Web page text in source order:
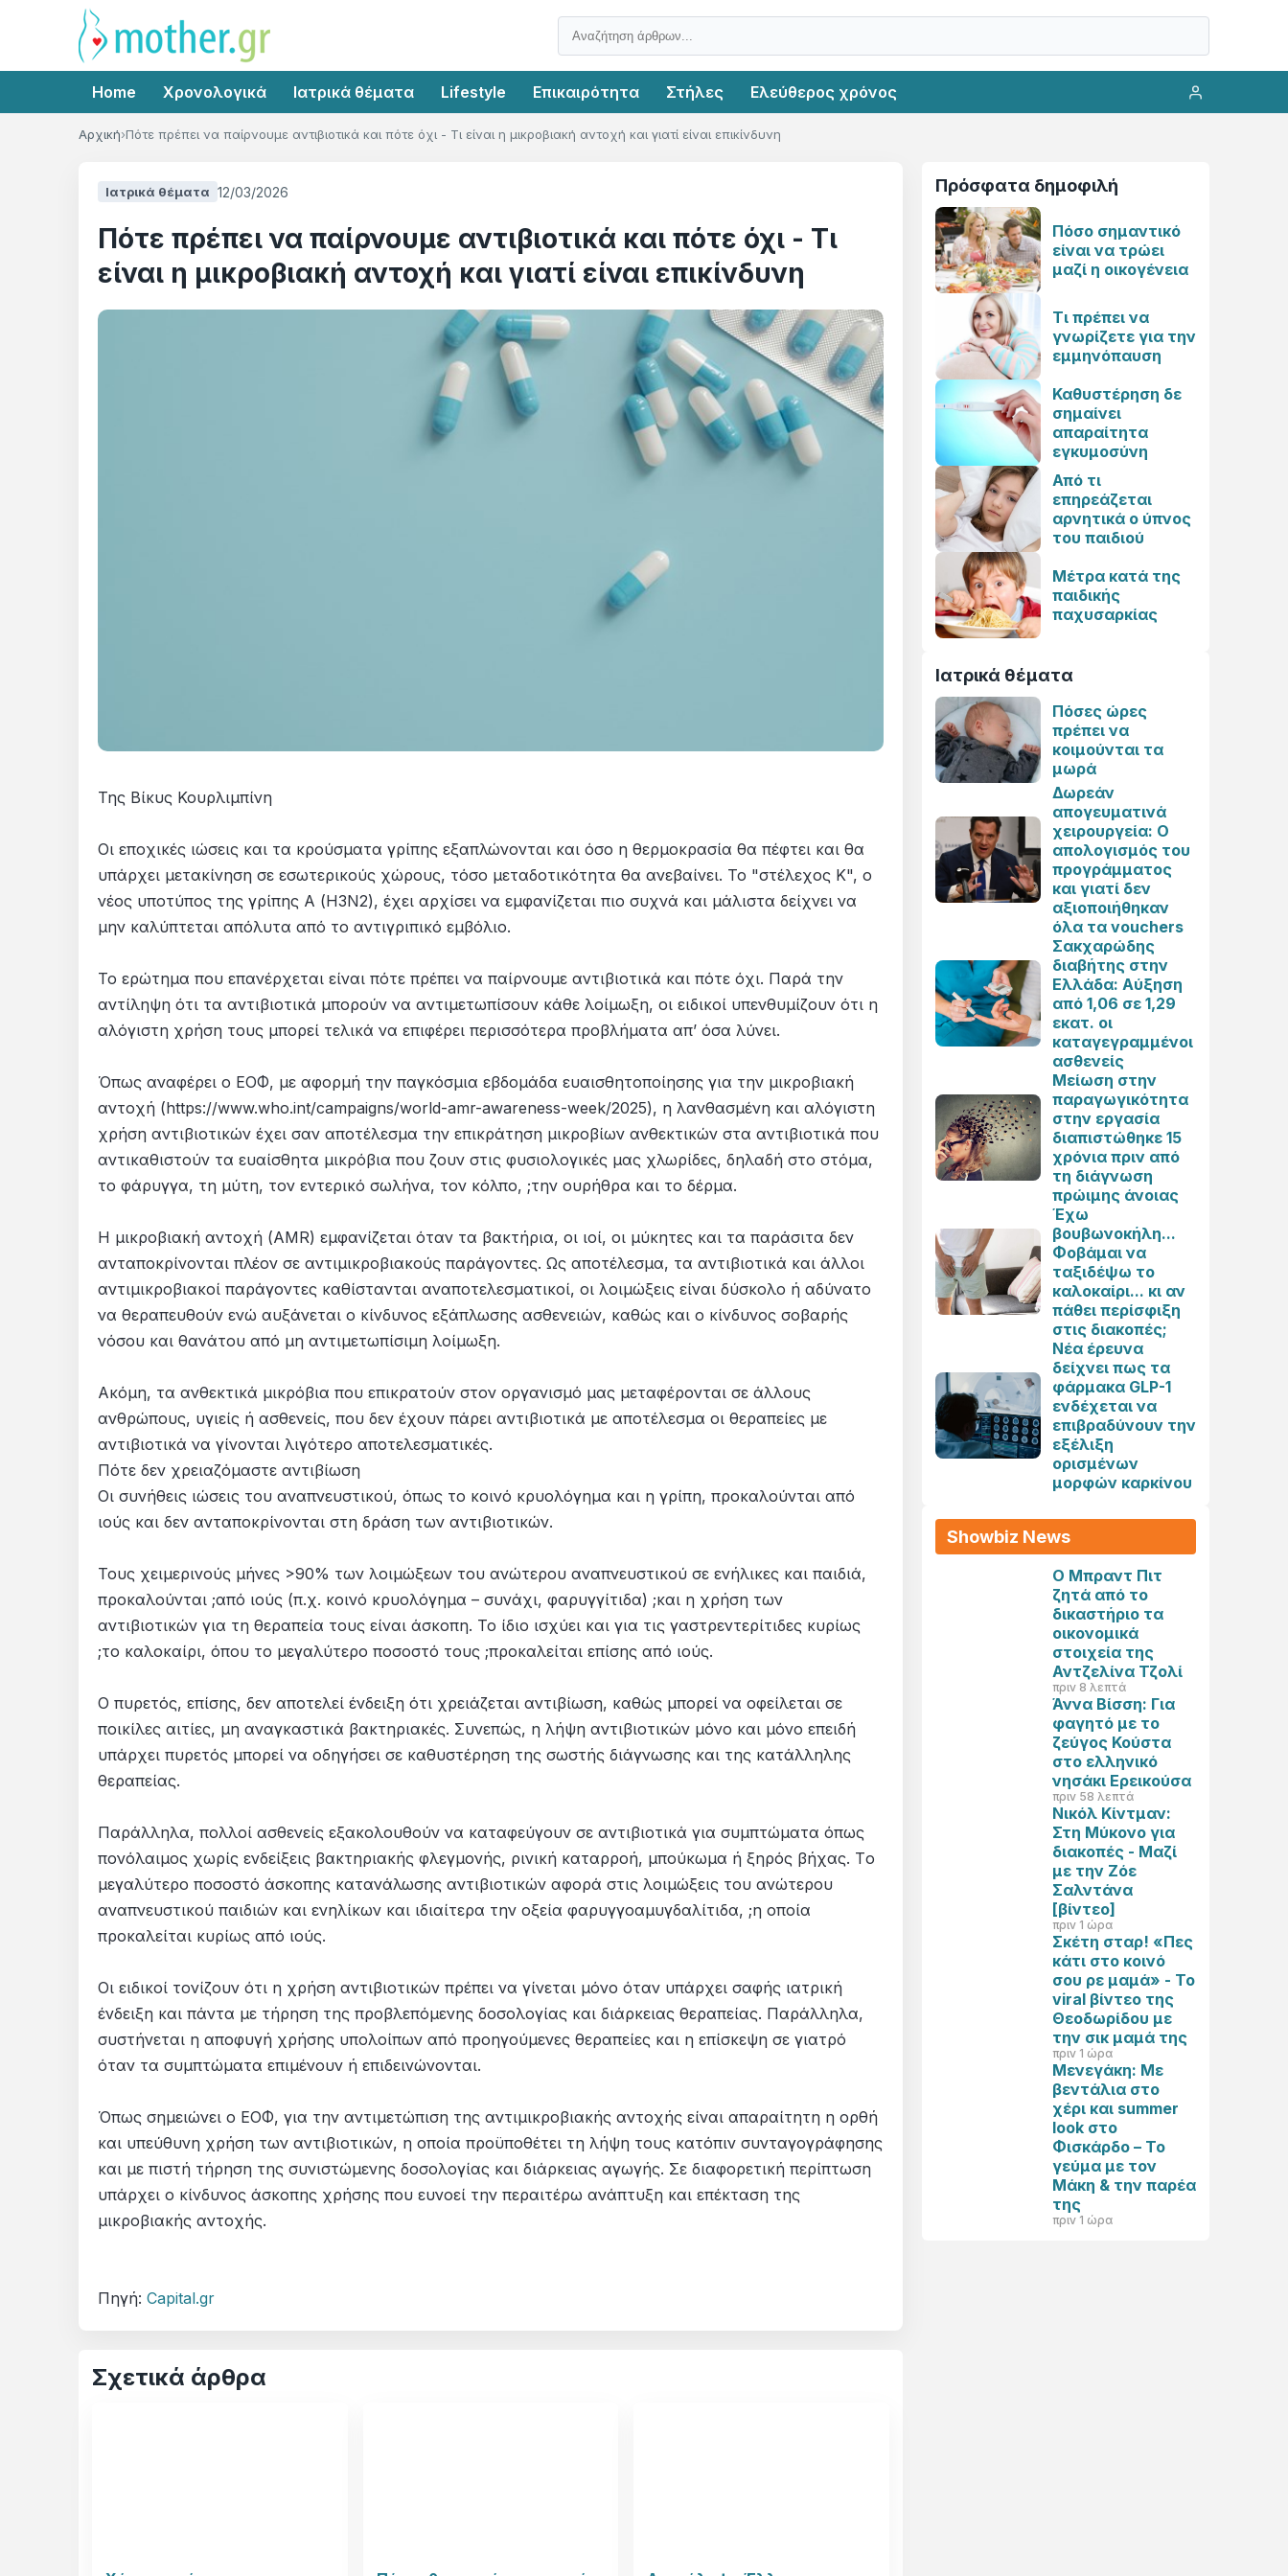
Home Χρονολογικά Ιατρικά θέματα Lifestyle Επικαιρότητα Στήλες Ελεύθερος χρόνος
Αρχική Πότε πρέπει να παίρνουμε αντιβιοτικά και πότε όχι - Τι είναι η μικροβιακή αντοχή και γιατί είναι επικίνδυνη
Ιατρικά θέματα 12/03/2026
Πότε πρέπει να παίρνουμε αντιβιοτικά και πότε όχι - Τι
είναι η μικροβιακή αντοχή και γιατί είναι επικίνδυνη
Της Βίκυς Κουρλιμπίνη
Οι εποχικές ιώσεις και τα κρούσματα γρίπης εξαπλώνονται και όσο η θερμοκρασία θα πέφτει και θα
υπάρχει μετακίνηση σε εσωτερικούς χώρους, τόσο μεταδοτικότητα θα ανεβαίνει. Το "στέλεχος Κ", ο
νέος υποτύπος της γρίπης Α (H3N2), έχει αρχίσει να εμφανίζεται πιο συχνά και μάλιστα δείχνει να
μην καλύπτεται απόλυτα από το αντιγριπικό εμβόλιο.
Το ερώτημα που επανέρχεται είναι πότε πρέπει να παίρνουμε αντιβιοτικά και πότε όχι. Παρά την
αντίληψη ότι τα αντιβιοτικά μπορούν να αντιμετωπίσουν κάθε λοίμωξη, οι ειδικοί υπενθυμίζουν ότι η
αλόγιστη χρήση τους μπορεί τελικά να επιφέρει περισσότερα προβλήματα απ’ όσα λύνει.
Όπως αναφέρει ο ΕΟΦ, με αφορμή την παγκόσμια εβδομάδα ευαισθητοποίησης για την μικροβιακή
αντοχή (https://www.who.int/campaigns/world-amr-awareness-week/2025), η λανθασμένη και αλόγιστη
χρήση αντιβιοτικών έχει σαν αποτέλεσμα την επικράτηση μικροβίων ανθεκτικών στα αντιβιοτικά που
αντικαθιστούν τα ευαίσθητα μικρόβια που ζουν στις φυσιολογικές μας χλωρίδες, δηλαδή στο στόμα,
το φάρυγγα, τη μύτη, τον εντερικό σωλήνα, τον κόλπο, ;την ουρήθρα και το δέρμα.
Η μικροβιακή αντοχή (AMR) εμφανίζεται όταν τα βακτήρια, οι ιοί, οι μύκητες και τα παράσιτα δεν
ανταποκρίνονται πλέον σε αντιμικροβιακούς παράγοντες. Ως αποτέλεσμα, τα αντιβιοτικά και άλλοι
αντιμικροβιακοί παράγοντες καθίστανται αναποτελεσματικοί, οι λοιμώξεις είναι δύσκολο ή αδύνατο
να θεραπευθούν ενώ αυξάνεται ο κίνδυνος εξάπλωσης ασθενειών, καθώς και ο κίνδυνος σοβαρής
νόσου και θανάτου από μη αντιμετωπίσιμη λοίμωξη.
Ακόμη, τα ανθεκτικά μικρόβια που επικρατούν στον οργανισμό μας μεταφέρονται σε άλλους
ανθρώπους, υγιείς ή ασθενείς, που δεν έχουν πάρει αντιβιοτικά με αποτέλεσμα οι θεραπείες με
αντιβιοτικά να γίνονται λιγότερο αποτελεσματικές.
Πότε δεν χρειαζόμαστε αντιβίωση
Οι συνήθεις ιώσεις του αναπνευστικού, όπως το κοινό κρυολόγημα και η γρίπη, προκαλούνται από
ιούς και δεν ανταποκρίνονται στη δράση των αντιβιοτικών.
Τους χειμερινούς μήνες >90% των λοιμώξεων του ανώτερου αναπνευστικού σε ενήλικες και παιδιά,
προκαλούνται ;από ιούς (π.χ. κοινό κρυολόγημα – συνάχι, φαρυγγίτιδα) ;και η χρήση των
αντιβιοτικών για τη θεραπεία τους είναι άσκοπη. Το ίδιο ισχύει και για τις γαστρεντερίτιδες κυρίως
;το καλοκαίρι, όπου το μεγαλύτερο ποσοστό τους ;προκαλείται επίσης από ιούς.
Ο πυρετός, επίσης, δεν αποτελεί ένδειξη ότι χρειάζεται αντιβίωση, καθώς μπορεί να οφείλεται σε
ποικίλες αιτίες, μη αναγκαστικά βακτηριακές. Συνεπώς, η λήψη αντιβιοτικών μόνο και μόνο επειδή
υπάρχει πυρετός μπορεί να οδηγήσει σε καθυστέρηση της σωστής διάγνωσης και της κατάλληλης
θεραπείας.
Παράλληλα, πολλοί ασθενείς εξακολουθούν να καταφεύγουν σε αντιβιοτικά για συμπτώματα όπως
πονόλαιμος χωρίς ενδείξεις βακτηριακής φλεγμονής, ρινική καταρροή, μπούκωμα ή ξηρός βήχας. Tο
μεγαλύτερο ποσοστό άσκοπης κατανάλωσης αντιβιοτικών αφορά στις λοιμώξεις του ανώτερου
αναπνευστικού παιδιών και ενηλίκων και ιδιαίτερα την οξεία φαρυγγοαμυγδαλίτιδα, ;η οποία
προκαλείται κυρίως από ιούς.
Οι ειδικοί τονίζουν ότι η χρήση αντιβιοτικών πρέπει να γίνεται μόνο όταν υπάρχει σαφής ιατρική
ένδειξη και πάντα με τήρηση της προβλεπόμενης δοσολογίας και διάρκειας θεραπείας. Παράλληλα,
συστήνεται η αποφυγή χρήσης υπολοίπων από προηγούμενες θεραπείες και η επίσκεψη σε γιατρό
όταν τα συμπτώματα επιμένουν ή επιδεινώνονται.
Όπως σημειώνει ο ΕΟΦ, για την αντιμετώπιση της αντιμικροβιακής αντοχής είναι απαραίτητη η ορθή
και υπεύθυνη χρήση των αντιβιοτικών, η οποία προϋποθέτει τη λήψη τους κατόπιν συνταγογράφησης
και με πιστή τήρηση της συνιστώμενης δοσολογίας και διάρκειας αγωγής. Σε διαφορετική περίπτωση
υπάρχει ο κίνδυνος άσκοπης χρήσης που ευνοεί την περαιτέρω ανάπτυξη και επέκταση της
μικροβιακής αντοχής.
Πηγή: Capital.gr
Σχετικά άρθρα
Πρόσφατα δημοφιλή
Πόσο σημαντικό
είναι να τρώει
μαζί η οικογένεια
Τι πρέπει να
γνωρίζετε για την
εμμηνόπαυση
Καθυστέρηση δε
σημαίνει
απαραίτητα
εγκυμοσύνη
Από τι
επηρεάζεται
αρνητικά ο ύπνος
του παιδιού
Μέτρα κατά της
παιδικής
παχυσαρκίας
Ιατρικά θέματα
Πόσες ώρες
πρέπει να
κοιμούνται τα
μωρά
Δωρεάν
απογευματινά
χειρουργεία: Ο
απολογισμός του
προγράμματος
και γιατί δεν
αξιοποιήθηκαν
όλα τα vouchers
Σακχαρώδης
διαβήτης στην
Ελλάδα: Αύξηση
από 1,06 σε 1,29
εκατ. οι
καταγεγραμμένοι
ασθενείς
Μείωση στην
παραγωγικότητα
στην εργασία
διαπιστώθηκε 15
χρόνια πριν από
τη διάγνωση
πρώιμης άνοιας
Έχω
βουβωνοκήλη...
Φοβάμαι να
ταξιδέψω το
καλοκαίρι... κι αν
πάθει περίσφιξη
στις διακοπές;
Νέα έρευνα
δείχνει πως τα
φάρμακα GLP-1
ενδέχεται να
επιβραδύνουν την
εξέλιξη
ορισμένων
μορφών καρκίνου
Showbiz News
Ο Μπραντ Πιτ
ζητά από το
δικαστήριο τα
οικονομικά
στοιχεία της
Αντζελίνα Τζολί
πριν 8 λεπτά
Άννα Βίσση: Για
φαγητό με το
ζεύγος Κούστα
στο ελληνικό
νησάκι Ερεικούσα
πριν 58 λεπτά
Νικόλ Κίντμαν:
Στη Μύκονο για
διακοπές - Μαζί
με την Ζόε
Σαλντάνα
[βίντεο]
πριν 1 ώρα
Σκέτη σταρ! «Πες
κάτι στο κοινό
σου ρε μαμά» - Το
viral βίντεο της
Θεοδωρίδου με
την σικ μαμά της
πριν 1 ώρα
Μενεγάκη: Με
βεντάλια στο
χέρι και summer
look στο
Φισκάρδο – Το
γεύμα με τον
Μάκη & την παρέα
της
πριν 1 ώρα